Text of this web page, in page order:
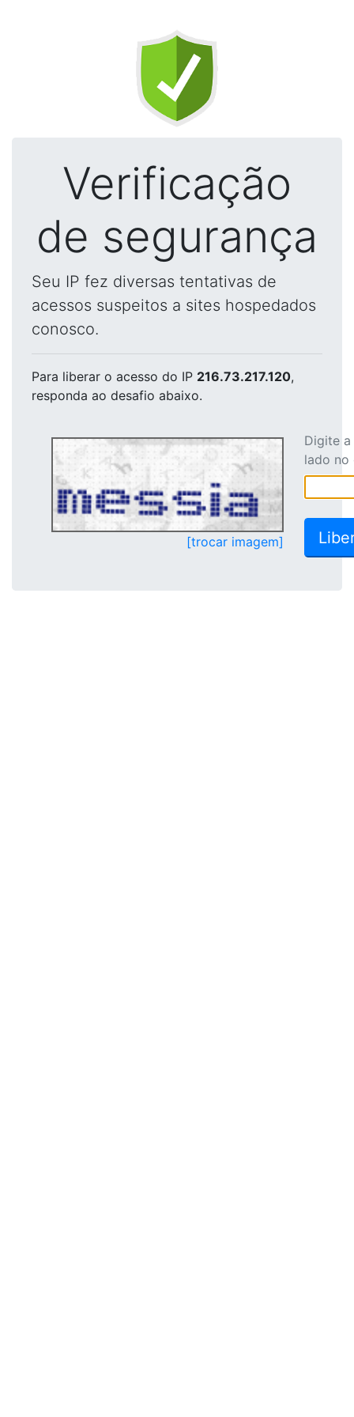
Verificação
de segurança
Seu IP fez diversas tentativas de
acessos suspeitos a sites hospedados
conosco.
Para liberar o acesso do IP 216.73.217.120,
responda ao desafio abaixo.
[trocar imagem]
Digite
lado no